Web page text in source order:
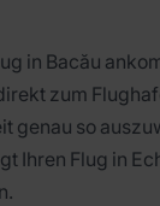
in Bacău
zum
genau so
Ihren Flug in